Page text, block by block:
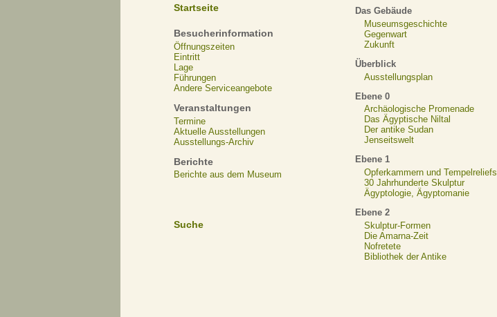
Startseite
Besucherinformation
Öffnungszeiten
Eintritt
Lage
Führungen
Andere Serviceangebote
Veranstaltungen
Termine
Aktuelle Ausstellungen
Ausstellungs-Archiv
Berichte
Berichte aus dem Museum
Suche
Das Gebäude
Museumsgeschichte
Gegenwart
Zukunft
Überblick
Ausstellungsplan
Ebene 0
Archäologische Promenade
Das Ägyptische Niltal
Der antike Sudan
Jenseitswelt
Ebene 1
Opferkammern und Tempelreliefs
30 Jahrhunderte Skulptur
Ägyptologie, Ägyptomanie
Ebene 2
Skulptur-Formen
Die Amarna-Zeit
Nofretete
Bibliothek der Antike